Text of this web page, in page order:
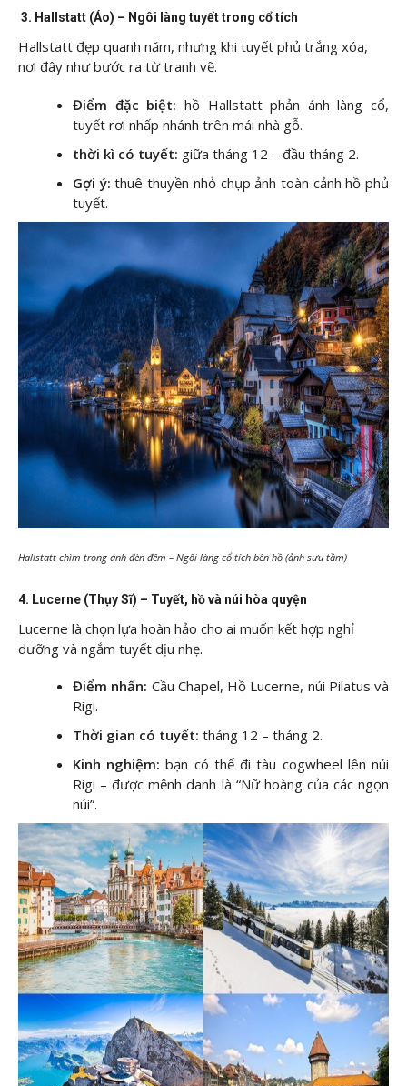
3. Hallstatt (Áo) – Ngôi làng tuyết trong cổ tích
Hallstatt đẹp quanh năm, nhưng khi tuyết phủ trắng xóa,
nơi đây như bước ra từ tranh vẽ.
Điểm đặc biệt: hồ Hallstatt phản ánh làng cổ,
tuyết rơi nhấp nhánh trên mái nhà gỗ.
thời kì có tuyết: giữa tháng 12 – đầu tháng 2.
Gợi ý: thuê thuyền nhỏ chụp ảnh toàn cảnh hồ phủ
tuyết.
Hallstatt chìm trong ánh đèn đêm – Ngôi làng cổ tích bên hồ (ảnh sưu tầm)
4. Lucerne (Thụy Sĩ) – Tuyết, hồ và núi hòa quyện
Lucerne là chọn lựa hoàn hảo cho ai muốn kết hợp nghỉ
dưỡng và ngắm tuyết dịu nhẹ.
Điểm nhấn: Cầu Chapel, Hồ Lucerne, núi Pilatus và
Rigi.
Thời gian có tuyết: tháng 12 – tháng 2.
Kinh nghiệm: bạn có thể đi tàu cogwheel lên núi
Rigi – được mệnh danh là “Nữ hoàng của các ngọn
núi”.